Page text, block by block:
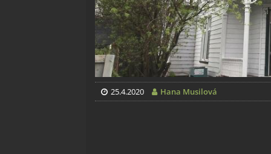
25.4.2020 Hana Musilová